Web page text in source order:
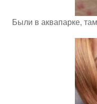
Были в аквапарке,